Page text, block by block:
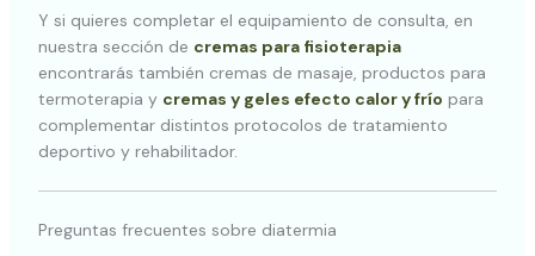
Y si quieres completar el equipamiento de consulta, en
nuestra sección de cremas para fisioterapia
encontrarás también cremas de masaje, productos para
termoterapia y cremas y geles efecto calor y frío para
complementar distintos protocolos de tratamiento
deportivo y rehabilitador.
Preguntas frecuentes sobre diatermia